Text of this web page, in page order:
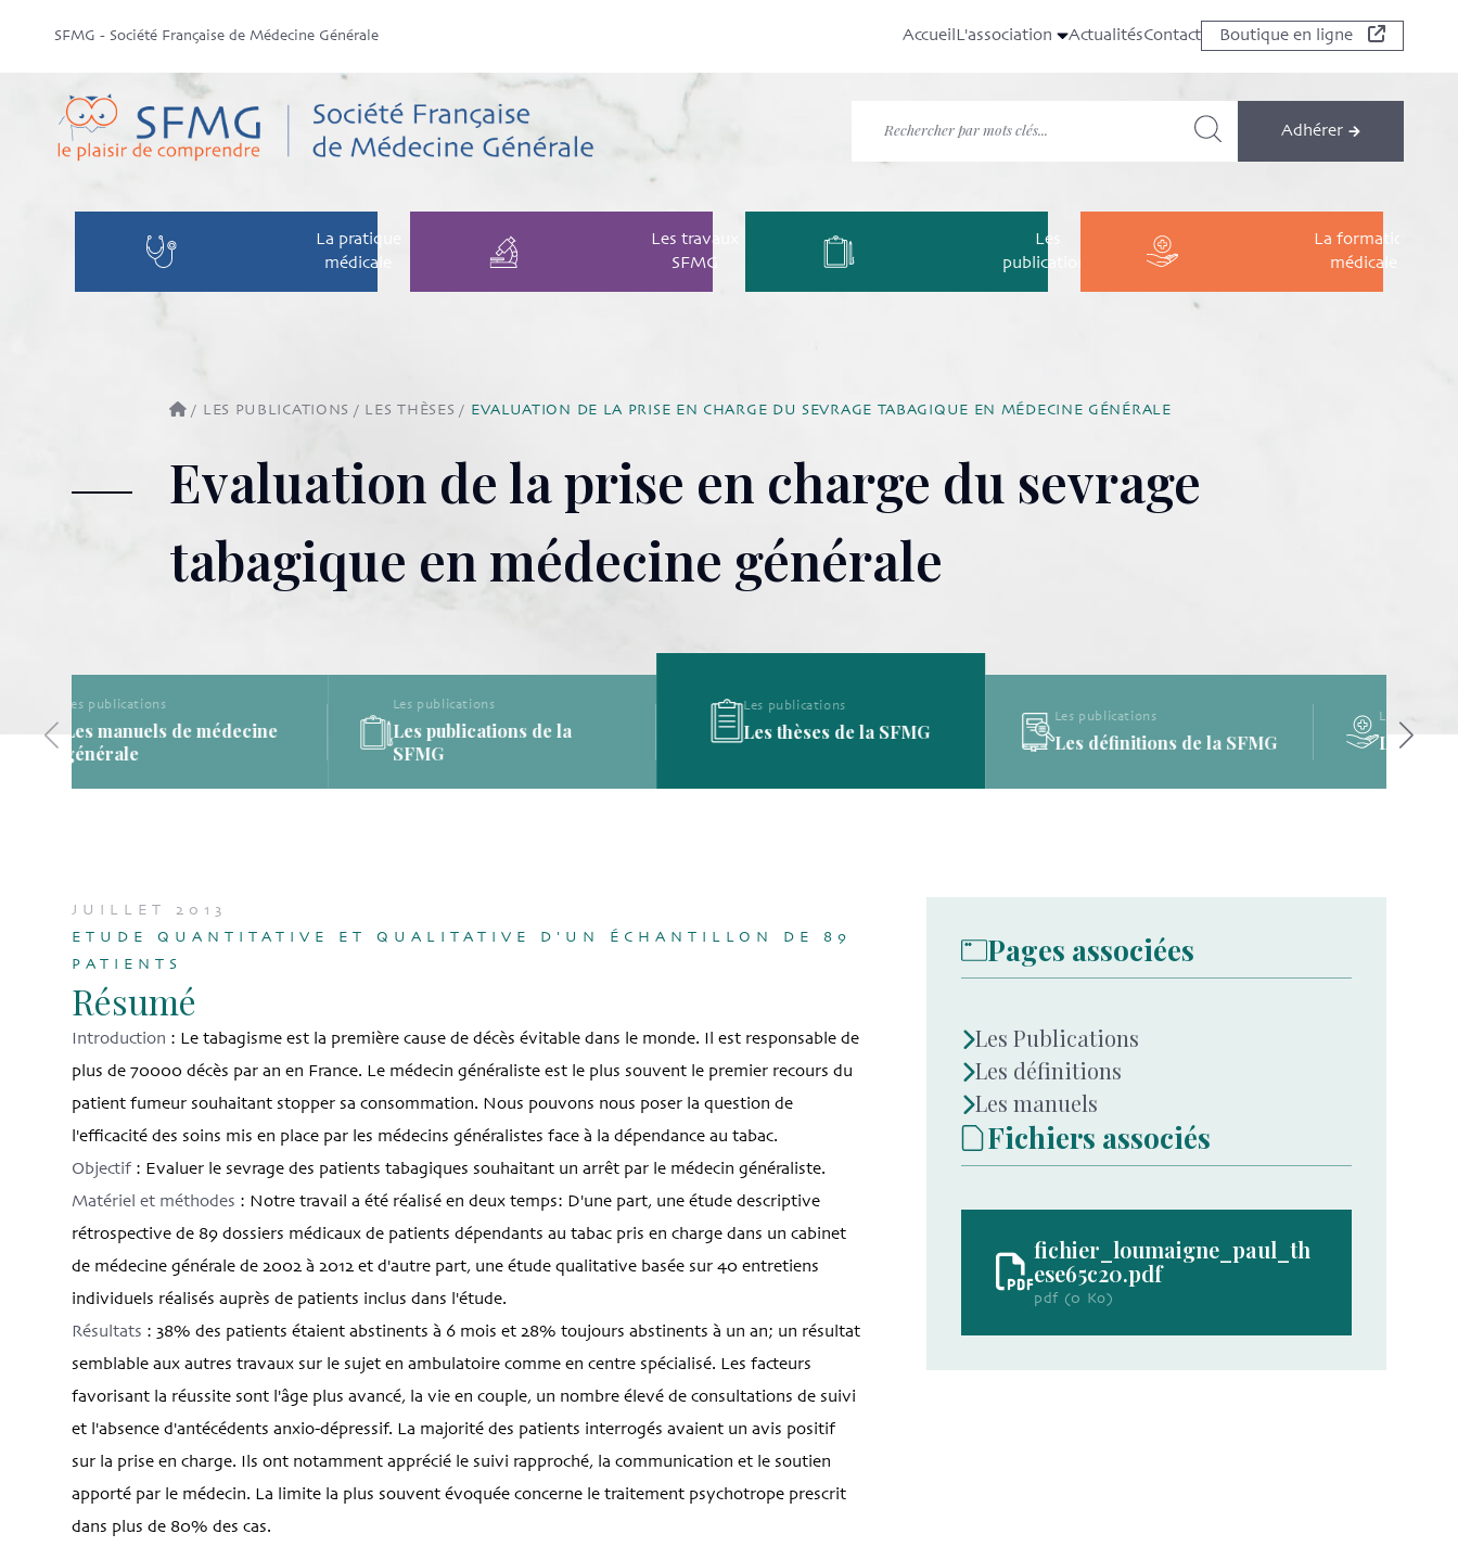
SFMG - Société Française de Médecine Générale AccueilL'association ActualitésContact Boutique en ligne
Adhérer
La pratique
médicale
Les travaux
SFMG
Les
publications
La formation
médicale
/ LES PUBLICATIONS / LES THÈSES / EVALUATION DE LA PRISE EN CHARGE DU SEVRAGE TABAGIQUE EN MÉDECINE GÉNÉRALE
Evaluation de la prise en charge du sevrage
tabagique en médecine générale
Les publications
Les publications de la
SFMG
Les publications
Les thèses de la SFMG Les définitions de la SFMG
Les publications
La Bibliothèque de la SFMG
JUILLET 2013
ETUDE QUANTITATIVE ET QUALITATIVE D'UN ÉCHANTILLON DE 89
PATIENTS
Résumé
Introduction : Le tabagisme est la première cause de décès évitable dans le monde. Il est responsable de
plus de 70000 décès par an en France. Le médecin généraliste est le plus souvent le premier recours du
patient fumeur souhaitant stopper sa consommation. Nous pouvons nous poser la question de
l'efficacité des soins mis en place par les médecins généralistes face à la dépendance au tabac.
Objectif : Evaluer le sevrage des patients tabagiques souhaitant un arrêt par le médecin généraliste.
Matériel et méthodes : Notre travail a été réalisé en deux temps: D'une part, une étude descriptive
rétrospective de 89 dossiers médicaux de patients dépendants au tabac pris en charge dans un cabinet
de médecine générale de 2002 à 2012 et d'autre part, une étude qualitative basée sur 40 entretiens
individuels réalisés auprès de patients inclus dans l'étude.
Résultats : 38% des patients étaient abstinents à 6 mois et 28% toujours abstinents à un an; un résultat
semblable aux autres travaux sur le sujet en ambulatoire comme en centre spécialisé. Les facteurs
favorisant la réussite sont l'âge plus avancé, la vie en couple, un nombre élevé de consultations de suivi
et l'absence d'antécédents anxio-dépressif. La majorité des patients interrogés avaient un avis positif
sur la prise en charge. Ils ont notamment apprécié le suivi rapproché, la communication et le soutien
apporté par le médecin. La limite la plus souvent évoquée concerne le traitement psychotrope prescrit
dans plus de 80% des cas.
Pages associées
Les Publications
Les définitions
Les manuels
Fichiers associés
fichier_loumaigne_paul_th
ese65c20.pdf
pdf (0 Ko)